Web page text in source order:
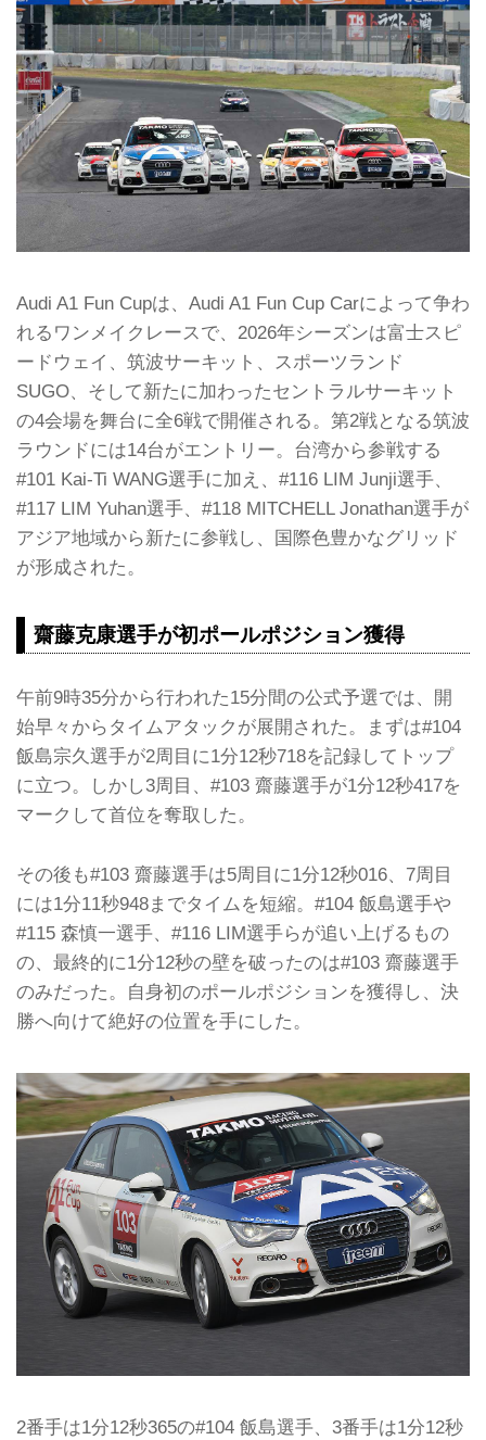
Audi A1 Fun Cupは、Audi A1 Fun Cup Carによって争わ
れるワンメイクレースで、2026年シーズンは富士スピ
ードウェイ、筑波サーキット、スポーツランド
SUGO、そして新たに加わったセントラルサーキット
の4会場を舞台に全6戦で開催される。第2戦となる筑波
ラウンドには14台がエントリー。台湾から参戦する
#101 Kai-Ti WANG選手に加え、#116 LIM Junji選手、
#117 LIM Yuhan選手、#118 MITCHELL Jonathan選手が
アジア地域から新たに参戦し、国際色豊かなグリッド
が形成された。
齋藤克康選手が初ポールポジション獲得
午前9時35分から行われた15分間の公式予選では、開
始早々からタイムアタックが展開された。まずは#104
飯島宗久選手が2周目に1分12秒718を記録してトップ
に立つ。しかし3周目、#103 齋藤選手が1分12秒417を
マークして首位を奪取した。
その後も#103 齋藤選手は5周目に1分12秒016、7周目
には1分11秒948までタイムを短縮。#104 飯島選手や
#115 森慎一選手、#116 LIM選手らが追い上げるもの
の、最終的に1分12秒の壁を破ったのは#103 齋藤選手
のみだった。自身初のポールポジションを獲得し、決
勝へ向けて絶好の位置を手にした。
2番手は1分12秒365の#104 飯島選手、3番手は1分12秒